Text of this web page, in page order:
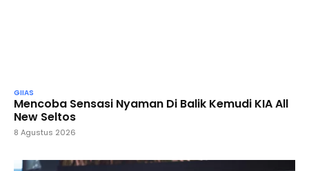
GIIAS
Mencoba Sensasi Nyaman Di Balik Kemudi KIA All
New Seltos
8 Agustus 2026